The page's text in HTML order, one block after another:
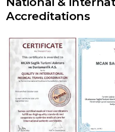
Accreditations